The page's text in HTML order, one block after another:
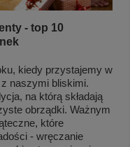
- top 10
kiedy przystajemy w
naszymi bliskimi.
na którą składają
obrządki. Ważnym
które
- wręczanie